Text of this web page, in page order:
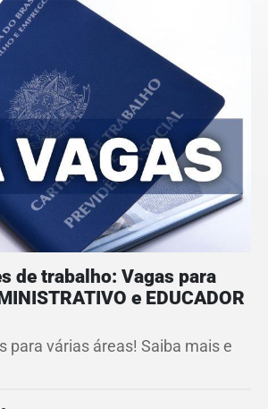
de trabalho: Vagas para
e EDUCADOR
para várias áreas! Saiba mais e